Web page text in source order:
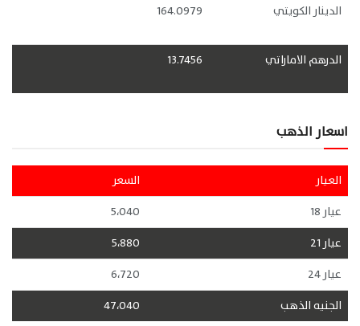
الدينار الكويتي
164.0979
الدرهم الاماراتي 13.7456
اسعار الذهب
العيار
السعر
عيار 18
5،040
عيار 21
5،880
عيار 24
6،720
الجنيه الذهب
47،040